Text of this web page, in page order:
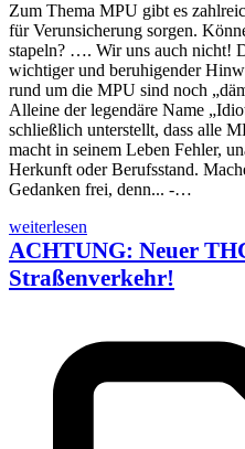
Zum Thema MPU gibt es
für Verunsicherung sorgen.
stapeln? …. Wir uns auch nicht!
wichtiger und beruhigender
rund um die MPU sind noch
Alleine der legendäre Name
schließlich unterstellt, dass alle
macht in seinem Leben Fehler,
Herkunft oder Berufsstand.
Gedanken frei, denn... -…
weiterlesen
ACHTUNG: Neuer
Straßenverkehr!